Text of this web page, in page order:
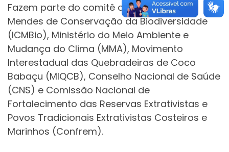
Fazem parte do comitê o Instituto Chico
Mendes de Conservação da Biodiversidade
(ICMBio), Ministério do Meio Ambiente e
Mudança do Clima (MMA), Movimento
Interestadual das Quebradeiras de Coco
Babaçu (MIQCB), Conselho Nacional de Saúde
(CNS) e Comissão Nacional de
Fortalecimento das Reservas Extrativistas e
Povos Tradicionais Extrativistas Costeiros e
Marinhos (Confrem).